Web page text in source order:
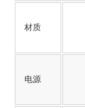
材质
电源